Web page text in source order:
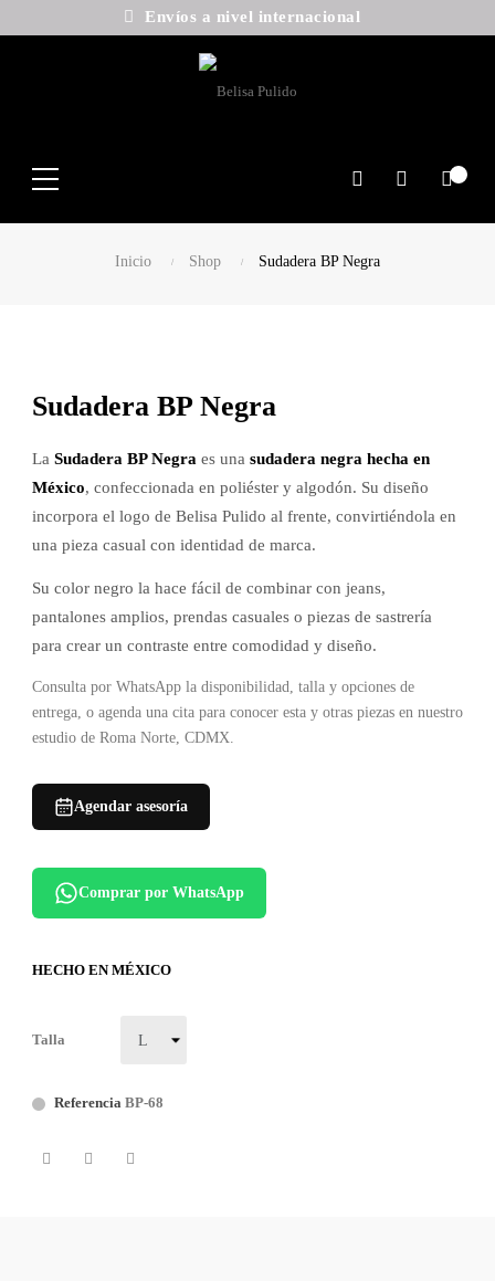
Envíos a nivel internacional
Search
Inicio Shop Sudadera BP Negra
Sudadera BP Negra
La Sudadera BP Negra es una sudadera negra hecha en
México, confeccionada en poliéster y algodón. Su diseño
incorpora el logo de Belisa Pulido al frente, convirtiéndola en
una pieza casual con identidad de marca.
Su color negro la hace fácil de combinar con jeans,
pantalones amplios, prendas casuales o piezas de sastrería
para crear un contraste entre comodidad y diseño.
Consulta por WhatsApp la disponibilidad, talla y opciones de
entrega, o agenda una cita para conocer esta y otras piezas en nuestro
estudio de Roma Norte, CDMX.
Agendar asesoría
Comprar por WhatsApp
HECHO EN MÉXICO
Talla
Referencia BP-68